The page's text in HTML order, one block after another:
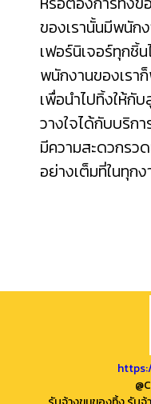
ของเรานั้นมีพนัก
เฟอร์นิเจอร์ทุกชิ้
พนักงานของเรา
เพื่อนำไปทิ้งให้กั
วางใจได้กับบริก
มีความสะดวกรว
อย่างเต็มที่ในทุกง